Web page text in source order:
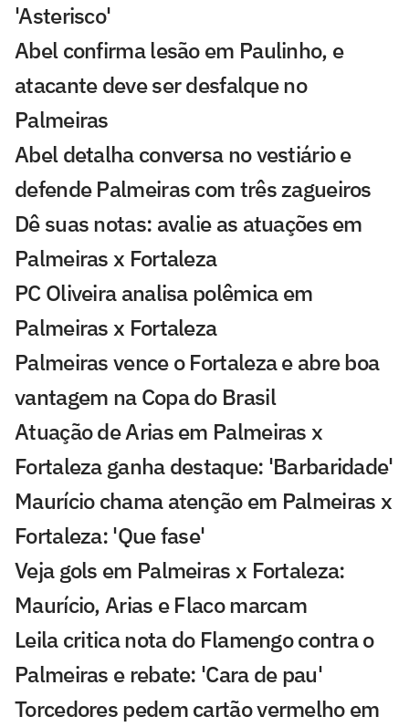
'Asterisco'
Abel confirma lesão em Paulinho, e
atacante deve ser desfalque no
Palmeiras
Abel detalha conversa no vestiário e
defende Palmeiras com três zagueiros
Dê suas notas: avalie as atuações em
Palmeiras x Fortaleza
PC Oliveira analisa polêmica em
Palmeiras x Fortaleza
Palmeiras vence o Fortaleza e abre boa
vantagem na Copa do Brasil
Atuação de Arias em Palmeiras x
Fortaleza ganha destaque: 'Barbaridade'
Maurício chama atenção em Palmeiras x
Fortaleza: 'Que fase'
Veja gols em Palmeiras x Fortaleza:
Maurício, Arias e Flaco marcam
Leila critica nota do Flamengo contra o
Palmeiras e rebate: 'Cara de pau'
Torcedores pedem cartão vermelho em